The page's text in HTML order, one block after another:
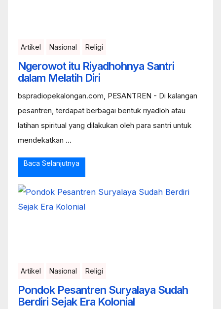
Artikel Nasional Religi
Ngerowot itu Riyadhohnya Santri
dalam Melatih Diri
bspradiopekalongan.com, PESANTREN - Di kalangan
pesantren, terdapat berbagai bentuk riyadloh atau
latihan spiritual yang dilakukan oleh para santri untuk
mendekatkan ...
Baca Selanjutnya
Artikel Nasional Religi
Pondok Pesantren Suryalaya Sudah
Berdiri Sejak Era Kolonial